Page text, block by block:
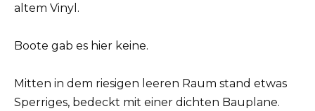
altem Vinyl.
Boote gab es hier keine.
Mitten in dem riesigen leeren Raum stand etwas
Sperriges, bedeckt mit einer dichten Bauplane.